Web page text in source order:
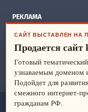
РЕКЛАМА
БИЗНЕС ИДЕИ
ФРАНШИЗЫ
ktovdele.ru— идеи и
САЙТ ВЫСТАВЛЕН НА
Продается
Готовый
узнаваемым доменом
Подойдет для
смежного интернет-
гражданам РФ.